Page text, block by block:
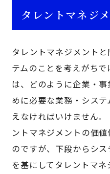
タレントマネジ
タレントマネジメント
テムのことを考えがち
は、どのように企業・
めに必要な業務・シス
えなければいけません
ントマネジメントの価
のですが、下段からシ
を基にしてタレントマ